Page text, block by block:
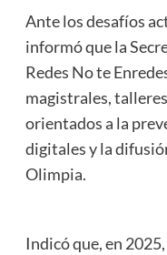
Ante los desafíos
informó que la
Redes No te
magistrales,
orientados a la
digitales y la
Olimpia.
Indicó que, en